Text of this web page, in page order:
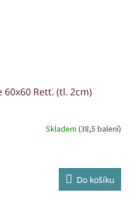
60x60 Rett. (tl. 2cm)
Skladem (38,5 balení)
Do košíku